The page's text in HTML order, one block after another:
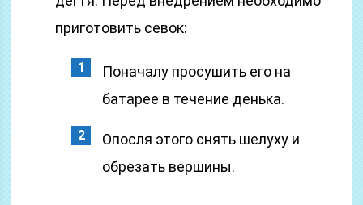
приготовить севок:
Поначалу просушить его на
батарее в течение денька.
Опосля этого снять шелуху и
обрезать вершины.